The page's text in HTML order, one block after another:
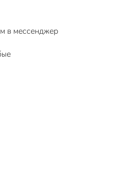
в мессенджер